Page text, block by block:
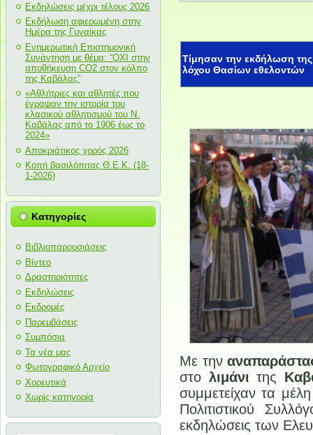
Εκδηλώσεις μέχρι τέλους 2026
Εκδήλωση αφιερωμένη στην
Ημέρα της Γυναίκας
Ενημερωτική Επιστημονική
Συνάντηση με θέμα: “ΟΧΙ στην
αποθήκευση CO2 στον κόλπο
της Καβάλας”
«Αθλήτριες και αθλητές που
έγραψαν την ιστορία του
κλασικού αθλητισμού του Ν.
Καβάλας από το 1906 έως το
2024»
Αποκριάτικος χορός 2026
Κοπή βασιλόπιτας Θ.Ε.Κ. (18-
1-2026)
Κατηγορίες
Βιβλιοπαρουσιάσεις
Βίντεο
Δραστηριότητες
Εκδηλώσεις
Εκδρομές
Παρεμβάσεις
Συμπόσια
Τα νέα μας
Φωτογραφικό Αρχείο
Χορευτικά
Χωρίς κατηγορία
Τίμησαν την εκδήλωση
λόχου Θασίων εθελοντών
Με την
στο λιμάνι της
συμμετείχαν τα
Πολιτιστικού
εκδηλώσεις των